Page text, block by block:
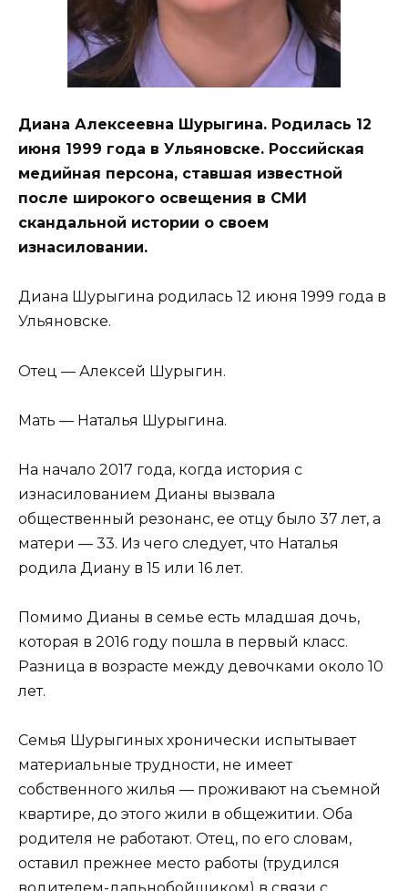
Диана Алексеевна Шурыгина. Родилась 12
июня 1999 года в Ульяновске. Российская
медийная персона, ставшая известной
после широкого освещения в СМИ
скандальной истории о своем
изнасиловании.
Диана Шурыгина родилась 12 июня 1999 года в
Ульяновске.
Отец — Алексей Шурыгин.
Мать — Наталья Шурыгина.
На начало 2017 года, когда история с
изнасилованием Дианы вызвала
общественный резонанс, ее отцу было 37 лет, а
матери — 33. Из чего следует, что Наталья
родила Диану в 15 или 16 лет.
Помимо Дианы в семье есть младшая дочь,
которая в 2016 году пошла в первый класс.
Разница в возрасте между девочками около 10
лет.
Семья Шурыгиных хронически испытывает
материальные трудности, не имеет
собственного жилья — проживают на съемной
квартире, до этого жили в общежитии. Оба
родителя не работают. Отец, по его словам,
оставил прежнее место работы (трудился